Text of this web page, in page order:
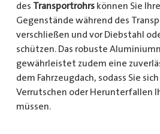
des Transportrohrskönnen Sie
Gegenstände während des
verschließen und vor Diebstahl
schützen. Das robuste
gewährleistet zudem eine
dem Fahrzeugdach, sodass Sie
Verrutschen oder Herunterfallen
müssen.